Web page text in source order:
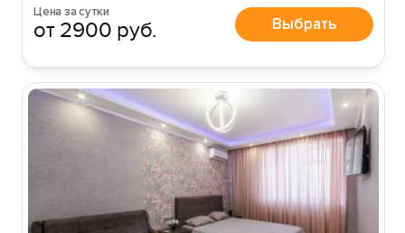
Цена за сутки
от 2900 руб. Выбрать